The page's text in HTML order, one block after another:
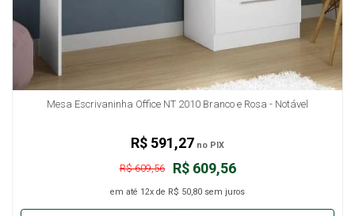
Mesa Escrivaninha Office NT 2010 Branco e Rosa - Notável
R$ 609,56
R$ 609,56
em até 12x de R$ 50,80 sem juros
R$ 591,27 no PIX